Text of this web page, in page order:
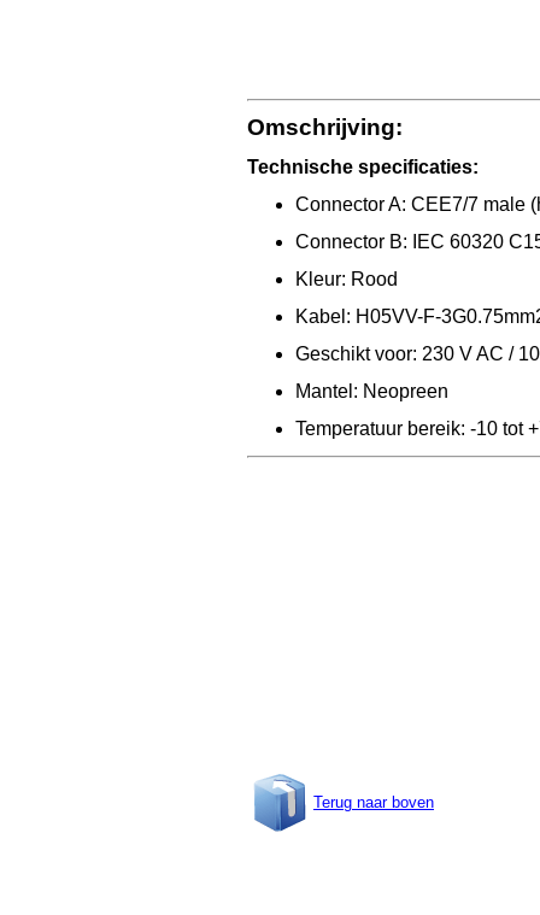
Omschrijving:
Technische specificaties:
Connector A: CEE7/7 male
Connector B: IEC 60320
Kleur: Rood
Kabel: H05VV-F-
Geschikt voor: 230 V AC /
Mantel: Neopreen
Temperatuur bereik: -10 tot
Terug naar boven